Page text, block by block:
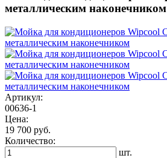
металлическим наконечником
Артикул:
00636-1
Цена:
19 700 руб.
Количество:
шт.